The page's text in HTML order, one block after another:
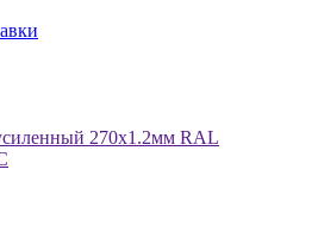
270х1.2мм RAL